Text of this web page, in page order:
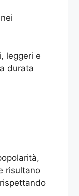
leggeri e
durata
risultano